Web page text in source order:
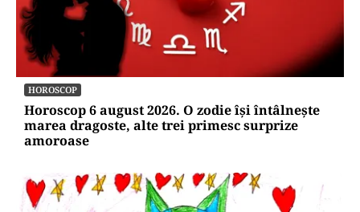
HOROSCOP
Horoscop 6 august 2026. O zodie își întâlnește
marea dragoste, alte trei primesc surprize
amoroase